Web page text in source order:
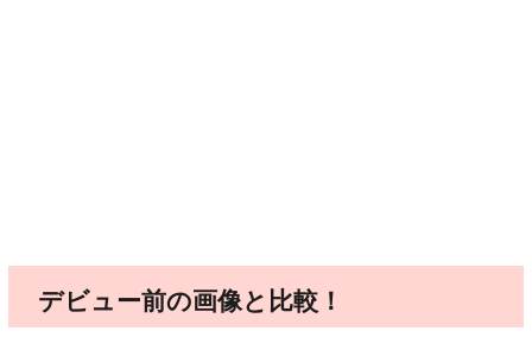
デビュー前の画像と比較！